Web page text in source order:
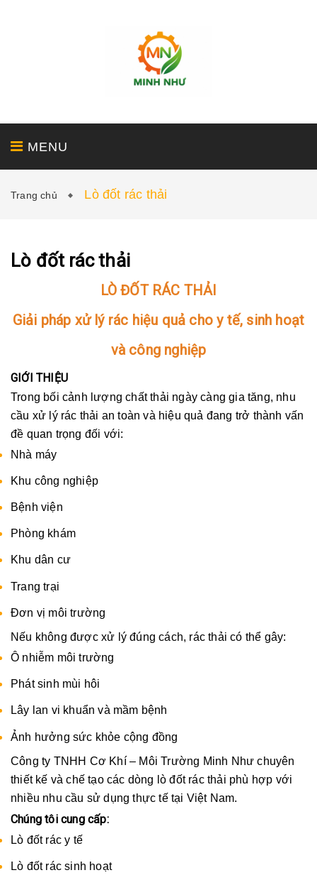
MENU
TIN TỨC - LIÊN HỆ
Trang chủ Lò đốt rác thải
Lò đốt rác thải
LÒ ĐỐT RÁC THẢI
Giải pháp xử lý rác hiệu quả cho y tế, sinh hoạt
và công nghiệp
GIỚI THIỆU
Trong bối cảnh lượng chất thải ngày càng gia tăng, nhu
cầu xử lý rác thải an toàn và hiệu quả đang trở thành vấn
đề quan trọng đối với:
Nhà máy
Khu công nghiệp
Bệnh viện
Phòng khám
Khu dân cư
Trang trại
Đơn vị môi trường
Nếu không được xử lý đúng cách, rác thải có thể gây:
Ô nhiễm môi trường
Phát sinh mùi hôi
Lây lan vi khuẩn và mầm bệnh
Ảnh hưởng sức khỏe cộng đồng
Công ty TNHH Cơ Khí – Môi Trường Minh Như chuyên
thiết kế và chế tạo các dòng lò đốt rác thải phù hợp với
nhiều nhu cầu sử dụng thực tế tại Việt Nam.
Chúng tôi cung cấp:
Lò đốt rác y tế
Lò đốt rác sinh hoạt